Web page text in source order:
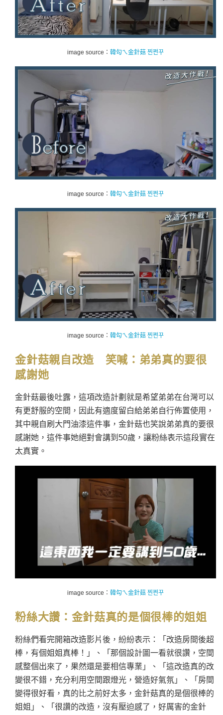
image source： 韓勾ㄟ金針菇 찐쩐꾸
image source： 韓勾ㄟ金針菇 찐쩐꾸
image source： 韓勾ㄟ金針菇 찐쩐꾸
金針菇親自改造 笑喊： 弟弟真的要很
感謝她
金針菇最後吐露，這項改造計劃就是希望弟弟在台灣可以
有更舒服的空間，因此有適度留白給弟弟自行佈置使用，
其中親自刷大門油漆這件事，金針菇也笑說弟弟真的要很
感謝她，這件事她絕對會講到50歲，讓粉絲表示這段實在
太真實。
image source： 韓勾ㄟ金針菇 찐쩐꾸
粉絲大讚： 金針菇真的是個很棒的姐姐
粉絲們看完開箱改造影片後，紛紛表示：「改造房間後超
棒，有個姐姐 真棒！」、「那個設計圖一看就很讚，空間
感整個出來了，果然還是要相信專業」、「這改造真的改
變很不錯，充分利用空間跟燈光，營造好氣氛」、「房間
變得很好看，真的比之前好太多，金針菇真的是個很棒的
姐姐」、「很讚的改造，沒有壓迫感了，好厲害的金針